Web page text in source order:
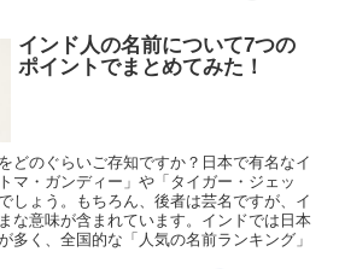
インド人の名前について7つの
ポイントでまとめてみた！
どのぐらいご存知ですか？日本で有名なイ
マ・ガンディー」や「タイガー・ジェッ
しょう。もちろん、後者は芸名ですが、イ
な意味が含まれています。インドでは日本
多く、全国的な「人気の名前ランキング」